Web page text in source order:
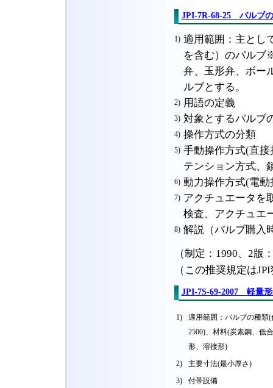
JPI-7R-68-25 バルブ
1) 適用範囲：主とし
を含む）のバル
弁、玉形弁、ボー
ルブとする。
2) 用語の定義
3) 対象とするバルブ
4) 操作方式の分類
5) 手動操作方式(直
テンション方式、
6) 動力操作方式(電
7) アクチュエータを
検査、アクチュエ
8) 解説（バルブ購入
（制定：1990、2版
（この推奨規定は
JPI-7S-69-2007 軽量形
1)
適用範囲：バルブの種類(
2500)、材料(炭素鋼、低
形、溶接形)
2)
主要寸法(最小厚さ)
3)
付帯設備